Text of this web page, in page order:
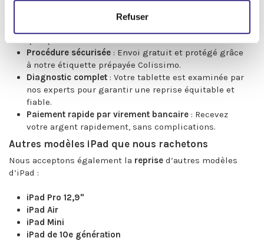
Refuser
Estimation gratuite et rapide: Obtenez une offre sans
Procédure sécurisée : Envoi gratuit et protégé grâce
à notre étiquette prépayée Colissimo.
Diagnostic complet : Votre tablette est examinée par
nos experts pour garantir une reprise équitable et
fiable.
Paiement rapide par virement bancaire : Recevez
votre argent rapidement, sans complications.
Autres modèles iPad que nous rachetons
Nous acceptons également la reprise d’autres modèles
d’iPad :
iPad Pro 12,9"
iPad Air
iPad Mini
iPad de 10e génération